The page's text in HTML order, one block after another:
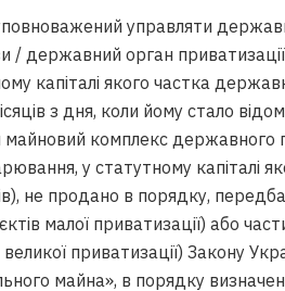
управляти
/ державний орган
капіталі якого частка
з дня, коли йому стало
комплекс державного
у статутному капіталі
не продано в порядку,
малої приватизації) або
великої приватизації) Закону
майна», в порядку